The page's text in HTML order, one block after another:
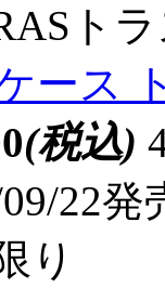
トラ
ース
(税込)
22発
り